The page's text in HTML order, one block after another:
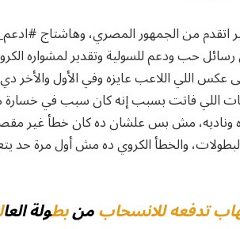
اتقدم من الجمهور المصري، وهاشتاج
حب ودعم للسولية وتقدير لمشواره
اللي اللاعب عايزه وفي الأول والأخر دي
فاتت بسبب إنه كان سبب في خسارة
وناديه، مش بس علشان ده كان خطأ غير
والخطأ الكروي ده مش أول مرة حد
تدفعه للانسحابمنبطولة العا